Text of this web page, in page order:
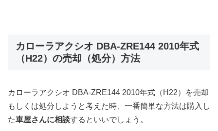
カローラアクシオ DBA-ZRE144 2010年式
（H22）の売却（処分）方法
カローラアクシオ DBA-ZRE144 2010年式（H22）を売却
もしくは処分しようと考えた時、一番簡単な方法は購入し
た車屋さんに相談するといいでしょう。